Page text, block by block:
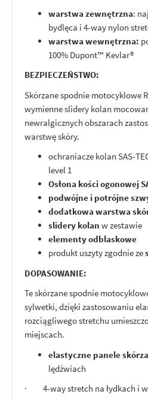
warstwa zewnętrzna:
bydlęca i 4-way nylon
warstwa wewnętrzna:
100% Dupont™ Kevlar®
BEZPIECZEŃSTWO:
Skórzane spodnie motocyklowe
wymienne slidery kolan
newralgicznych obszarach
warstwę skóry.
ochraniacze kolan SAS-
level 1
Osłona kości ogonowej
podwójne i potrójne
dodatkowa warstwa
slidery kolan w zestawie
elementy odblaskowe
produkt uszyty zgodnie ze
DOPASOWANIE:
Te skórzane spodnie
sylwetki, dzięki zastosowaniu
rozciągliwego stretchu
miejscach.
elastyczne panele
lędźwiach
· 4-way stretch na łydkach i